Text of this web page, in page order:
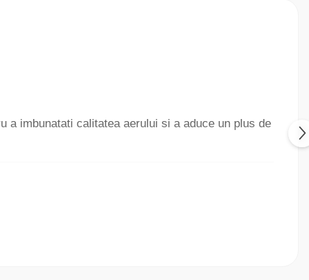
a imbunatati calitatea aerului si a aduce un plus de